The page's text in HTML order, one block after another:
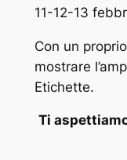
11-12-13
Con un
mostrare
Etichette.
Ti